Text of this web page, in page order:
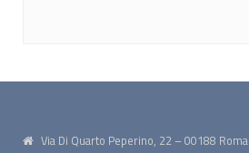
Via Di Quarto Peperino, 22 – 00188 Roma